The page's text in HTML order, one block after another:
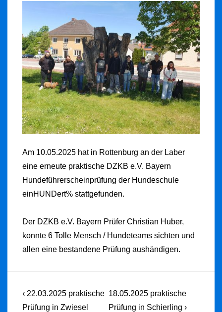
Am 10.05.2025 hat in Rottenburg an der Laber
eine erneute praktische DZKB e.V. Bayern
Hundeführerscheinprüfung der Hundeschule
einHUNDert% stattgefunden.
Der DZKB e.V. Bayern Prüfer Christian Huber,
konnte 6 Tolle Mensch / Hundeteams sichten und
allen eine bestandene Prüfung aushändigen.
Beitragsnavigation
Previous
Post
‹ 22.03.2025 praktische
Prüfung in Zwiesel
Next
Post
18.05.2025 praktische
Prüfung in Schierling ›